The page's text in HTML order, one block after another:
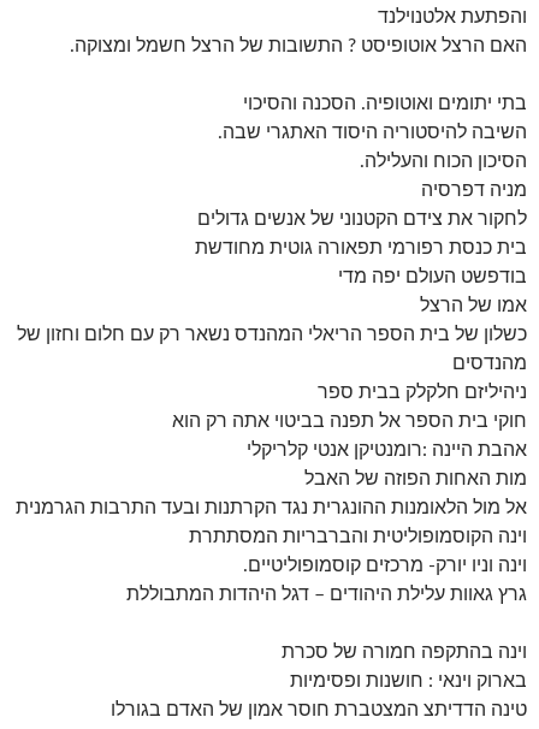
והפתעת אלטנוילנד
האם הרצל אוטופיסט ? התשובות של הרצל חשמל ומצוקה.
בתי יתומים ואוטופיה. הסכנה והסיכוי
השיבה להיסטוריה היסוד האתגרי שבה.
הסיכון הכוח והעלילה.
מניה דפרסיה
לחקור את צידם הקטנוני של אנשים גדולים
בית כנסת רפורמי תפאורה גוטית מחודשת
בודפשט העולם יפה מדי
אמו של הרצל
כשלון של בית הספר הריאלי המהנדס נשאר רק עם חלום וחזון של
מהנדסים
ניהיליזם חלקלק בבית ספר
חוקי בית הספר אל תפנה בביטוי אתה רק הוא
אהבת היינה :רומנטיקן אנטי קלריקלי
מות האחות הפוזה של האבל
אל מול הלאומנות ההונגרית נגד הקרתנות ובעד התרבות הגרמנית
וינה הקוסמופוליטית והברבריות המסתתרת
וינה וניו יורק- מרכזים קוסמופוליטיים.
גרץ גאוות עלילת היהודים – דגל היהדות המתבוללת
וינה בהתקפה חמורה של סכרת
בארוק וינאי : חושנות ופסימיות
טינה הדדיתצ המצטברת חוסר אמון של האדם בגורלו